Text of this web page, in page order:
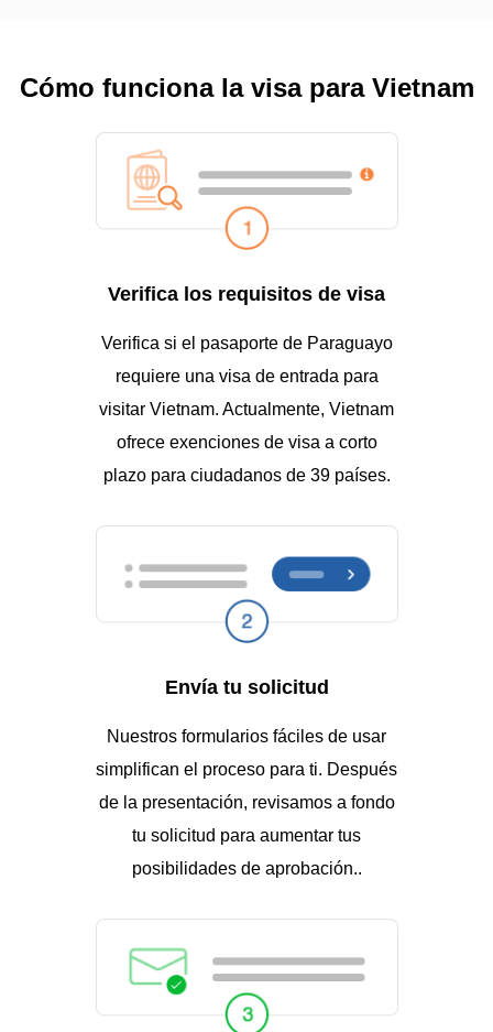
Cómo funciona la visa para Vietnam
Verifica los requisitos de visa
Verifica si el pasaporte de Paraguayo
requiere una visa de entrada para
visitar Vietnam. Actualmente, Vietnam
ofrece exenciones de visa a corto
plazo para ciudadanos de 39 países.
Envía tu solicitud
Nuestros formularios fáciles de usar
simplifican el proceso para ti. Después
de la presentación, revisamos a fondo
tu solicitud para aumentar tus
posibilidades de aprobación..